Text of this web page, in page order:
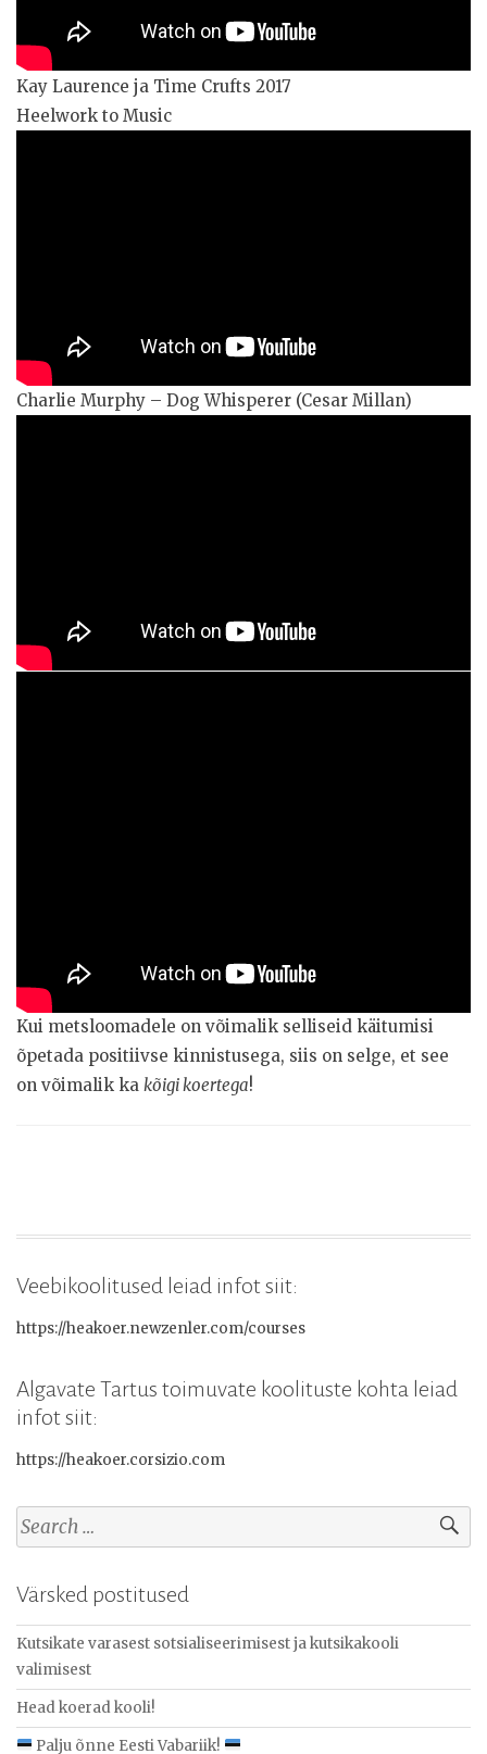
Kay Laurence ja Time Crufts 2017
Heelwork to Music
Charlie Murphy – Dog Whisperer (Cesar Millan)
Kui metsloomadele on võimalik selliseid käitumisi
õpetada positiivse kinnistusega, siis on selge, et see
on võimalik ka kõigi koertega!
Veebikoolitused leiad infot siit:
https://heakoer.newzenler.com/courses
Algavate Tartus toimuvate koolituste kohta leiad
infot siit:
https://heakoer.corsizio.com
Search
for:
Värsked postitused
Kutsikate varasest sotsialiseerimisest ja kutsikakooli
valimisest
Head koerad kooli!
Palju õnne Eesti Vabariik!